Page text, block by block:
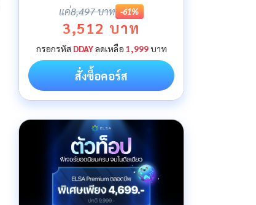
แค่8,497 บาท -61%
3,512 บาท
กรอกรหัส DDAYลดเหลือ 1,999บาท
สั่งซื้อคอร์ส